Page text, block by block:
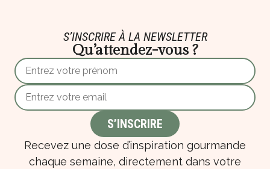
S’INSCRIRE À LA NEWSLETTER
Qu’attendez-vous ?
Recevez une dose d’inspiration gourmande
chaque semaine, directement dans votre